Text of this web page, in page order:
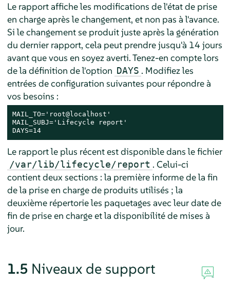
Le rapport affiche les modifications de l'état de prise
en charge après le changement, et non pas à l'avance.
Si le changement se produit juste après la génération
du dernier rapport, cela peut prendre jusqu'à 14 jours
avant que vous en soyez averti. Tenez-en compte lors
de la définition de l'option DAYS . Modifiez les
entrées de configuration suivantes pour répondre à
vos besoins :
MAIL_TO='root@localhost'
MAIL_SUBJ='Lifecycle report'
DAYS=14
Le rapport le plus récent est disponible dans le fichier
/var/lib/lifecycle/report . Celui-ci
contient deux sections : la première informe de la fin
de la prise en charge de produits utilisés ; la
deuxième répertorie les paquetages avec leur date de
fin de prise en charge et la disponibilité de mises à
jour.
1.5 Niveaux de support